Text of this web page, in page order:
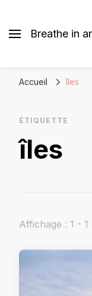
Breathe in
Accueil îles
ÉTIQUETTE
îles
Affichage : 1 - 1